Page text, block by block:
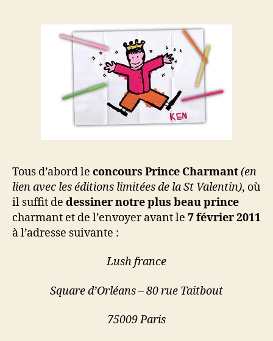
Tous d’abord le concours Prince Charmant(en
lien avec les éditions limitées de la St Valentin), où
il suffit de dessiner notre plus beau prince
charmant et de l’envoyer avant le 7 février 2011
à l’adresse suivante :
Lush france
Square d’Orléans – 80 rue Taitbout
75009 Paris